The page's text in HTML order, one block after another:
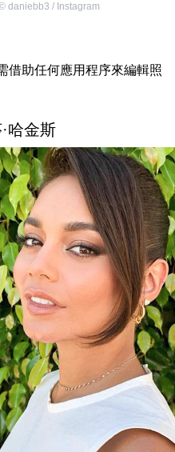
daniebb3 / Instagram
借助任何應用程序來編輯照
哈金斯